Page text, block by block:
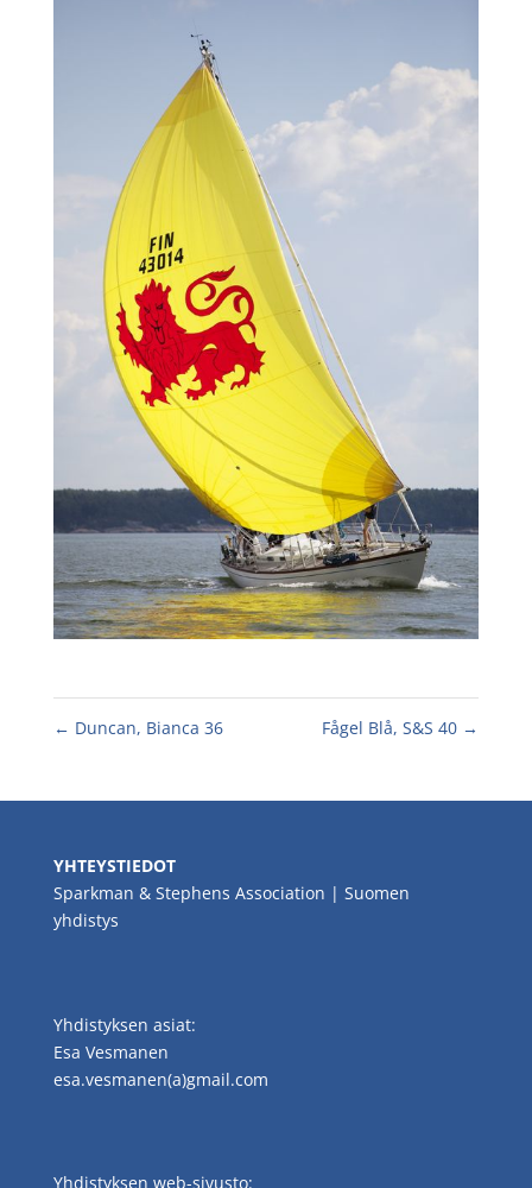
← Duncan, Bianca 36 Fågel Blå, S&S 40 →
YHTEYSTIEDOT
Sparkman & Stephens Association | Suomen
yhdistys
Yhdistyksen asiat:
Esa Vesmanen
esa.vesmanen(a)gmail.com
Yhdistyksen web-sivusto: